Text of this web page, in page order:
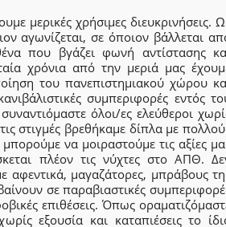
μερικές χρήσιμες διευκρινήσεις.
αγωνίζεται, σε όποιον βάλλεται
που βγάζει φωνή αντίστασης
χρόνια από την μεριά μας
του πανεπιστημιακού χώρου
συμπεριφορές εντός
όλοι/ες ελεύθεροι
στιγμές βρεθήκαμε δίπλα με
να μοιραστούμε τις αξίες
πλέον τις νύχτες στο ΑΠΘ.
αφεντικά, μαγαζάτορες, μπράβους
σε παραβιαστικές
επιθέσεις. Όπως
εξουσία και καταπιέσεις το